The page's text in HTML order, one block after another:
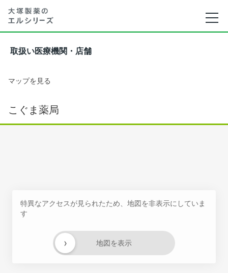
取扱い医療機関・店舗
マップを見る
こぐま薬局
特異なアクセスが見られたため、地図を非表示にしていま
す
地図を表示
›